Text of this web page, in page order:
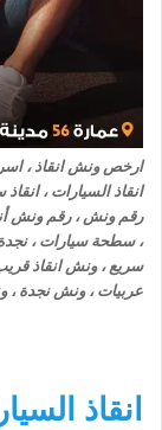
ارخص ونش انقاذ ،
انقاذ السيارات ،
رقم ونش ، رقم ونش
، سطحة سيارات ،
سريع ، ونش انقاذ
عربيات ، ونش نجدة ،
انقاذ